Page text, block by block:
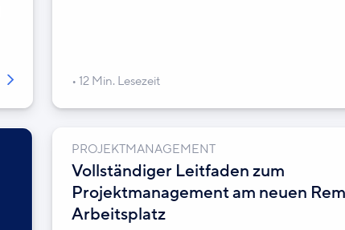
12 Min. Lesezeit
PROJEKTMANAGEMENT
Vollständiger Leitfaden zum
Projektmanagement am neuen
Arbeitsplatz